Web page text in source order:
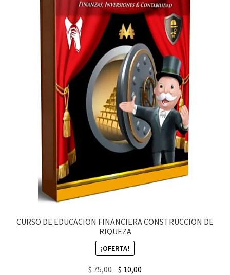
CURSO DE EDUCACION FINANCIERA CONSTRUCCION DE
RIQUEZA
¡OFERTA!
$75,00 Original
$ 10,00